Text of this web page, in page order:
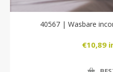
40567 | Wasbare
€10,89